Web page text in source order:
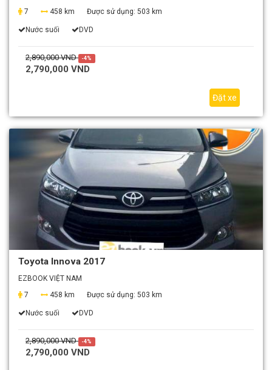
7
458 km Được sử dụng: 503 km
Nước suối DVD
2,890,000 VND -4%
2,790,000 VND
Đặt xe
Toyota Innova 2017
EZBOOK VIỆT NAM
7
458 km Được sử dụng: 503 km
Nước suối DVD
2,890,000 VND -4%
2,790,000 VND